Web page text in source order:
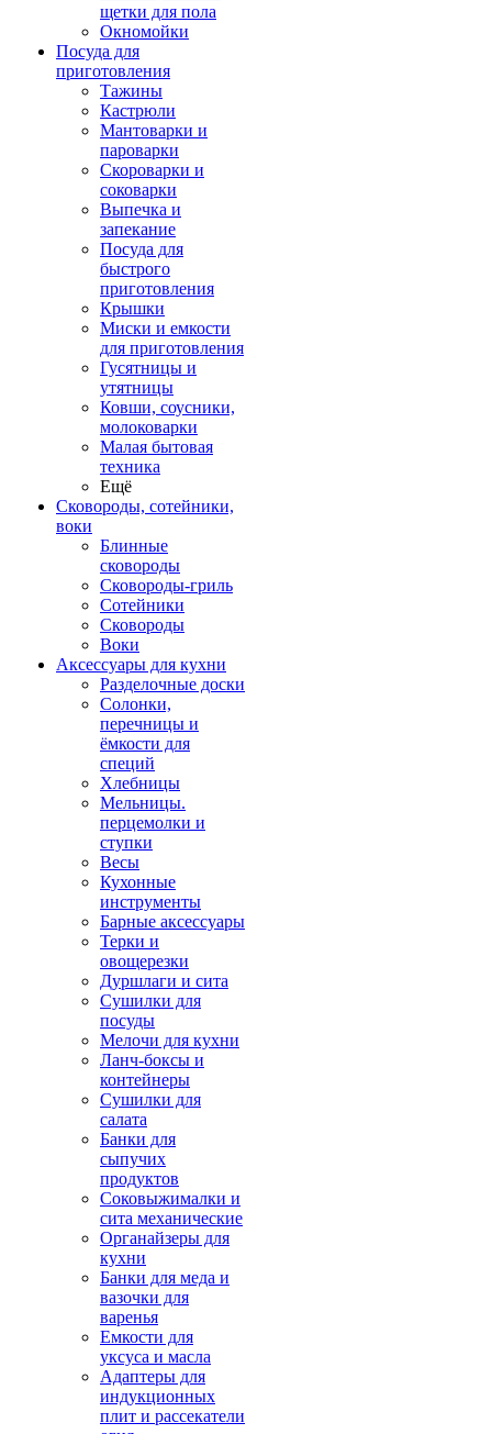
щетки для пола
Окномойки
Посуда для
приготовления
Тажины
Кастрюли
Мантоварки и
пароварки
Скороварки и
соковарки
Выпечка и
запекание
Посуда для
быстрого
приготовления
Крышки
Миски и емкости
для приготовления
Гусятницы и
утятницы
Ковши, соусники,
молоковарки
Малая бытовая
техника
Ещё
Сковороды, сотейники,
воки
Блинные
сковороды
Сковороды-гриль
Сотейники
Сковороды
Воки
Аксессуары для кухни
Разделочные доски
Солонки,
перечницы и
ёмкости для
специй
Хлебницы
Мельницы.
перцемолки и
ступки
Весы
Кухонные
инструменты
Барные аксессуары
Терки и
овощерезки
Дуршлаги и сита
Сушилки для
посуды
Мелочи для кухни
Ланч-боксы и
контейнеры
Сушилки для
салата
Банки для
сыпучих
продуктов
Соковыжималки и
сита механические
Органайзеры для
кухни
Банки для меда и
вазочки для
варенья
Емкости для
уксуса и масла
Адаптеры для
индукционных
плит и рассекатели